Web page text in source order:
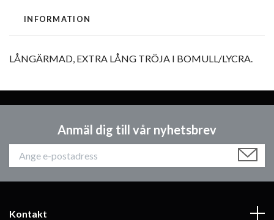
INFORMATION
LÅNGÄRMAD, EXTRA LÅNG TRÖJA I BOMULL/LYCRA.
Anmäl dig till vår nyhetsbrev
Kontakt